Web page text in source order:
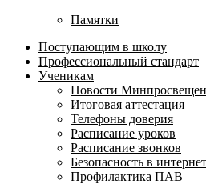
Памятки
Поступающим в школу
Профессиональный стандарт
Ученикам
Новости
Итоговая аттестация
Телефоны доверия
Расписание уроков
Расписание звонков
Безопасность в
Профилактика ПАВ